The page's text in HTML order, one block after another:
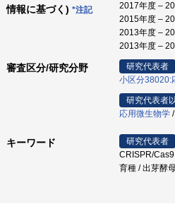
情報に基づく) *注記
2017年度 –
2015年度 –
2013年度 –
2013年度 –
審査区分/研究分野
研究代表者
小区分38020:
研究代表者
応用微生物学 /
キーワード
研究代表者
CRISPR/
育種 / 出芽酵